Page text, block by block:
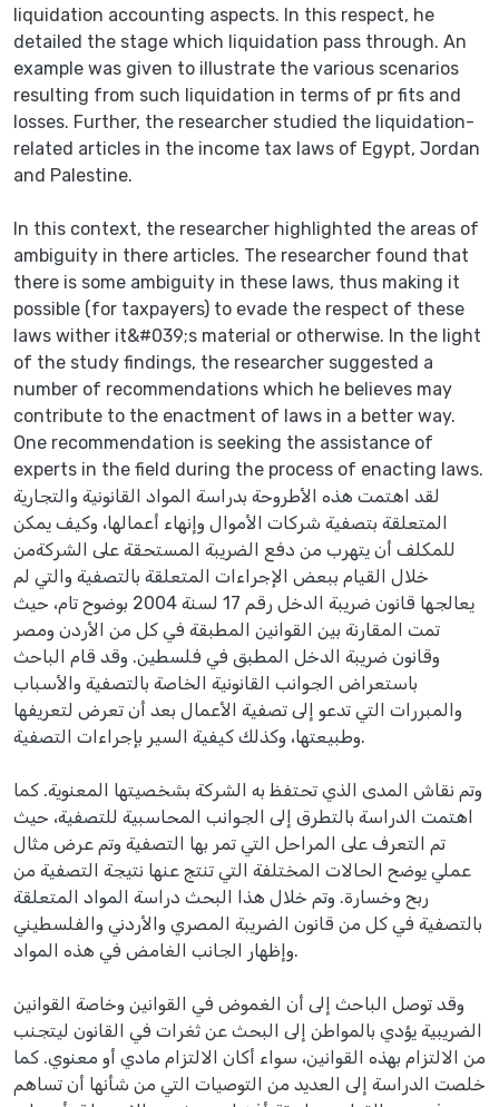
liquidation accounting aspects. In this respect, he
detailed the stage which liquidation pass through. An
example was given to illustrate the various scenarios
resulting from such liquidation in terms of pr fits and
losses. Further, the researcher studied the liquidation-
related articles in the income tax laws of Egypt, Jordan
and Palestine.
In this context, the researcher highlighted the areas of
ambiguity in there articles. The researcher found that
there is some ambiguity in these laws, thus making it
possible (for taxpayers) to evade the respect of these
laws wither it&#039;s material or otherwise. In the light
of the study findings, the researcher suggested a
number of recommendations which he believes may
contribute to the enactment of laws in a better way.
One recommendation is seeking the assistance of
experts in the field during the process of enacting laws.
لقد اهتمت هذه الأطروحة بدراسة المواد القانونية والتجارية
المتعلقة بتصفية شركات الأموال وإنهاء أعمالها، وكيف يمكن
للمكلف أن يتهرب من دفع الضريبة المستحقة على الشركةمن
خلال القيام ببعض الإجراءات المتعلقة بالتصفية والتي لم
يعالجها قانون ضريبة الدخل رقم 17 لسنة 2004 بوضوح تام، حيث
تمت المقارنة بين القوانين المطبقة في كل من الأردن ومصر
وقانون ضريبة الدخل المطبق في فلسطين. وقد قام الباحث
باستعراض الجوانب القانونية الخاصة بالتصفية والأسباب
والمبررات التي تدعو إلى تصفية الأعمال بعد أن تعرض لتعريفها
وطبيعتها، وكذلك كيفية السير بإجراءات التصفية.
وتم نقاش المدى الذي تحتفظ به الشركة بشخصيتها المعنوية. كما
اهتمت الدراسة بالتطرق إلى الجوانب المحاسبية للتصفية، حيث
تم التعرف على المراحل التي تمر بها التصفية وتم عرض مثال
عملي يوضح الحالات المختلفة التي تنتج عنها نتيجة التصفية من
ربح وخسارة. وتم خلال هذا البحث دراسة المواد المتعلقة
بالتصفية في كل من قانون الضريبة المصري والأردني والفلسطيني
وإظهار الجانب الغامض في هذه المواد.
وقد توصل الباحث إلى أن الغموض في القوانين وخاصة القوانين
الضريبية يؤدي بالمواطن إلى البحث عن ثغرات في القانون ليتجنب
من الالتزام بهذه القوانين، سواء أكان الالتزام مادي أو معنوي. كما
خلصت الدراسة إلى العديد من التوصيات التي من شأنها أن تساهم